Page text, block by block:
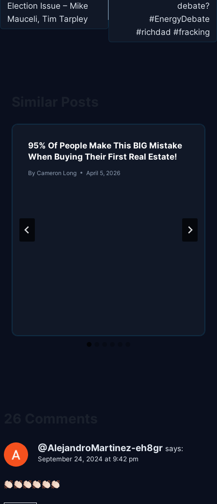
Election Issue – Mike
Mauceli, Tim Tarpley
debate?
#EnergyDebate
#richdad #fracking
95% Of People Make This BIG Mistake
When Buying Their First Real Estate!
By Cameron Long April 5, 2026
@AlejandroMartinez-eh8gr says:
September 24, 2024 at 9:42 pm